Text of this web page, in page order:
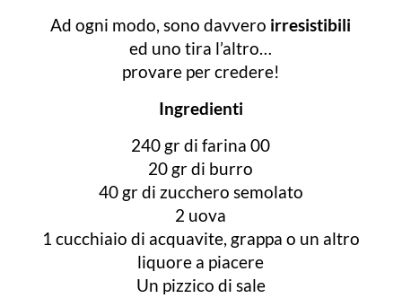
Ad ogni modo, sono davvero irresistibili
ed uno tira l’altro…
provare per credere!
Ingredienti
240 gr di farina 00
20 gr di burro
40 gr di zucchero semolato
2 uova
1 cucchiaio di acquavite, grappa o un altro
liquore a piacere
Un pizzico di sale